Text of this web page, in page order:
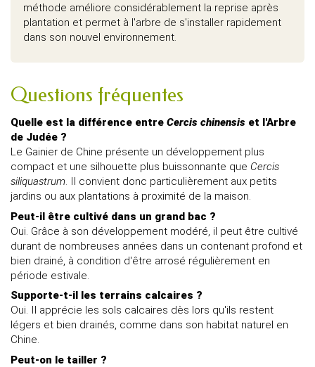
méthode améliore considérablement la reprise après
plantation et permet à l'arbre de s'installer rapidement
dans son nouvel environnement.
Questions fréquentes
Quelle est la différence entre Cercis chinensis et l'Arbre
de Judée ?
Le Gainier de Chine présente un développement plus
compact et une silhouette plus buissonnante que Cercis
siliquastrum. Il convient donc particulièrement aux petits
jardins ou aux plantations à proximité de la maison.
Peut-il être cultivé dans un grand bac ?
Oui. Grâce à son développement modéré, il peut être cultivé
durant de nombreuses années dans un contenant profond et
bien drainé, à condition d'être arrosé régulièrement en
période estivale.
Supporte-t-il les terrains calcaires ?
Oui. Il apprécie les sols calcaires dès lors qu'ils restent
légers et bien drainés, comme dans son habitat naturel en
Chine.
Peut-on le tailler ?